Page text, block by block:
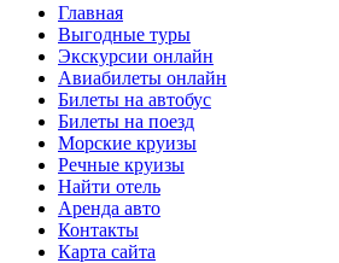
Главная
Выгодные туры
Экскурсии онлайн
Авиабилеты онлайн
Билеты на автобус
Билеты на поезд
Морские круизы
Речные круизы
Найти отель
Аренда авто
Контакты
Карта сайта